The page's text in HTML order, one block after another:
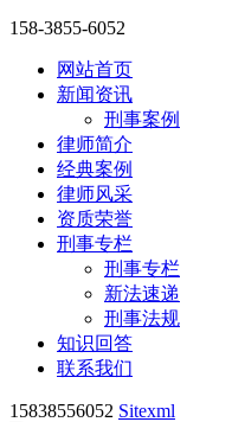
158-3855-6052
网站首页
新闻资讯
刑事案例
律师简介
经典案例
律师风采
资质荣誉
刑事专栏
刑事专栏
新法速递
刑事法规
知识回答
联系我们
15838556052 Sitexml